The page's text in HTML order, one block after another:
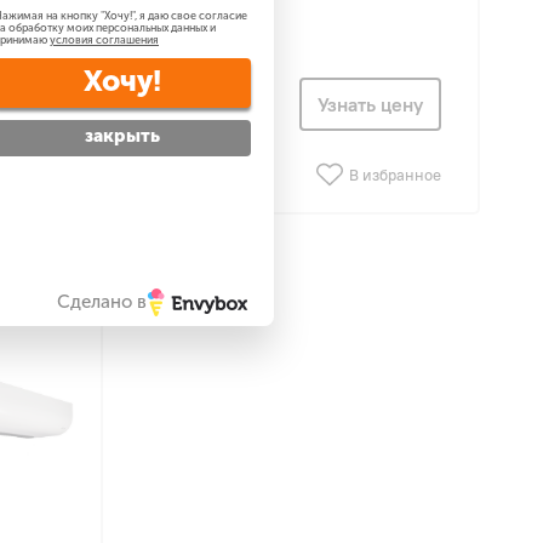
цену Узнать цену
В избранное
на кнопку "Хочу!", я даю свое согласие
обработку моих персональных данных и
условия соглашения
Хочу!
закрыть
Сделано в